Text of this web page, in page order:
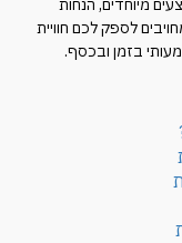
מיוחדים, הנחות
לספק לכם חוויית
בזמן ובכסף.